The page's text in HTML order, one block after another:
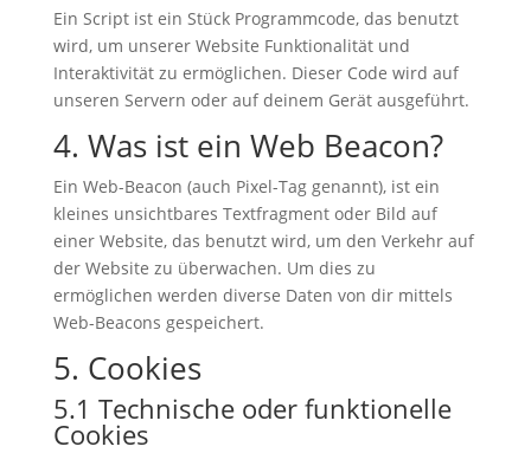
Ein Script ist ein Stück Programmcode, das benutzt
wird, um unserer Website Funktionalität und
Interaktivität zu ermöglichen. Dieser Code wird auf
unseren Servern oder auf deinem Gerät ausgeführt.
4. Was ist ein Web Beacon?
Ein Web-Beacon (auch Pixel-Tag genannt), ist ein
kleines unsichtbares Textfragment oder Bild auf
einer Website, das benutzt wird, um den Verkehr auf
der Website zu überwachen. Um dies zu
ermöglichen werden diverse Daten von dir mittels
Web-Beacons gespeichert.
5. Cookies
5.1 Technische oder funktionelle
Cookies